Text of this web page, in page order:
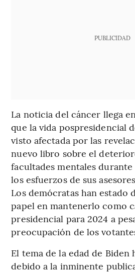
PUBLICIDAD
La noticia del cáncer llega
que la vida pospresidencial
visto afectada por las
nuevo libro sobre el
facultades mentales
los esfuerzos de sus
Los demócratas han estado
papel en mantenerlo como
presidencial para 2024 a
preocupación de los
El tema de la edad de Biden
debido a la inminente